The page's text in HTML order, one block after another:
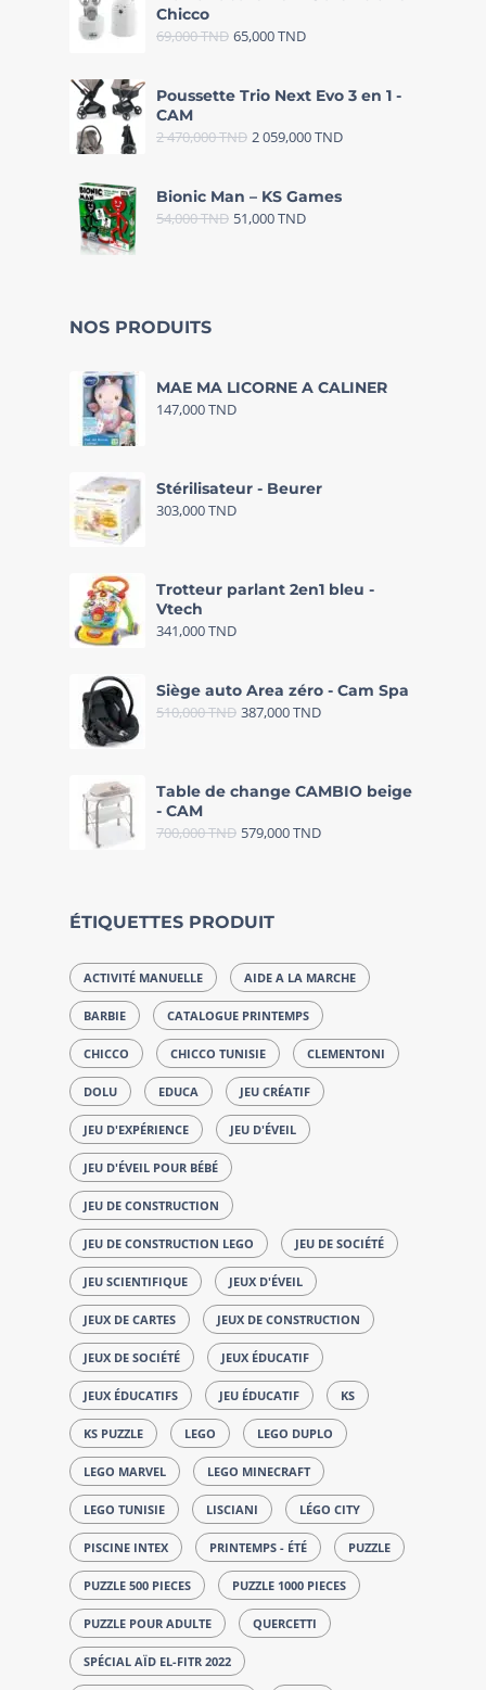
Chicco
69,000TND 65,000TND
Poussette Trio Next Evo 3 en 1 -
CAM
2 470,000TND 2 059,000TND
Bionic Man – KS Games
54,000TND 51,000TND
NOS PRODUITS
MAE MA LICORNE A CALINER
147,000TND
Stérilisateur - Beurer
303,000TND
Trotteur parlant 2en1 bleu -
Vtech
341,000TND
Siège auto Area zéro - Cam Spa
510,000TND 387,000TND
Table de change CAMBIO beige
- CAM
700,000TND 579,000TND
ÉTIQUETTES PRODUIT
ACTIVITÉ MANUELLE AIDE A LA MARCHE
BARBIE CATALOGUE PRINTEMPS
CHICCO CHICCO TUNISIE CLEMENTONI
DOLU EDUCA JEU CRÉATIF
JEU D'EXPÉRIENCE JEU D'ÉVEIL
JEU D'ÉVEIL POUR BÉBÉ
JEU DE CONSTRUCTION
JEU DE CONSTRUCTION LEGO JEU DE SOCIÉTÉ
JEU SCIENTIFIQUE JEUX D'ÉVEIL
JEUX DE CARTES JEUX DE CONSTRUCTION
JEUX DE SOCIÉTÉ JEUX ÉDUCATIF
JEUX ÉDUCATIFS JEU ÉDUCATIF KS
KS PUZZLE LEGO LEGO DUPLO
LEGO MARVEL LEGO MINECRAFT
LEGO TUNISIE LISCIANI LÉGO CITY
PISCINE INTEX PRINTEMPS - ÉTÉ PUZZLE
PUZZLE 500 PIECES PUZZLE 1000 PIECES
PUZZLE POUR ADULTE QUERCETTI
SPÉCIAL AÏD EL-FITR 2022